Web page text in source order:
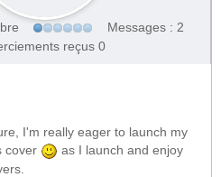
Messages : 2
reçus 0
I'm really eager to launch my
cover
as I launch and enjoy